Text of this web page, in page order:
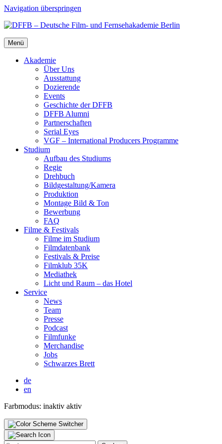
Navigation überspringen
Menü
Aka­de­mie
Über Uns
Aus­stat­tung
Dozie­ren­de
Events
Geschich­te der DFFB
DFFB Alum­ni
Part­ner­schaf­ten
Seri­al Eyes
VGF – Inter­na­tio­nal Pro­du­cers Pro­gram­me
Stu­di­um
Auf­bau des Stu­di­ums
Regie
Dreh­buch
Bildgestaltung/​​Kamera
Pro­duk­ti­on
Mon­ta­ge Bild & Ton
Bewer­bung
FAQ
Fil­me & Fes­ti­vals
Fil­me im Stu­di­um
Film­da­ten­bank
Fes­ti­vals & Prei­se
Film­klub 35K
Media­thek
Licht und Raum – das Hotel
Ser­vice
News
Team
Pres­se
Pod­cast
Film­fun­ke
Mer­chan­di­se
Jobs
Schwar­zes Brett
de
en
Farbmodus: inaktiv aktiv